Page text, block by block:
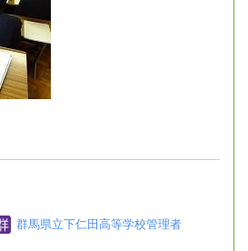
群馬県立下仁田高等学校管理者